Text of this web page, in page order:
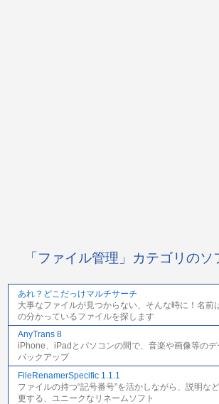
「ファイル管理」カテゴリの
あれ？どこだっけマルチサーチ
大事なファイルが見つからない、そんな時に！名前
の分かっているファイルを探します
AnyTrans 8
iPhone、iPadとパソコンの間で、音楽や画像等のデ
バックアップ
FileRenamerSpecific 1.1.1
ファイルの持つ“記号番号”を活かしながら、説明な
更する、ユニークなリネームソフト